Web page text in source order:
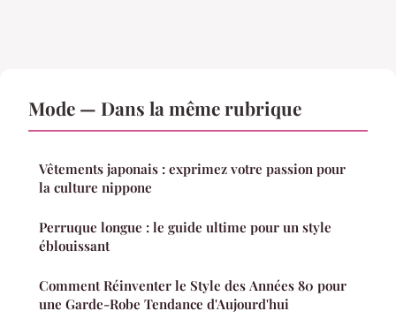
Mode — Dans la même rubrique
Vêtements japonais : exprimez votre passion pour
la culture nippone
Perruque longue : le guide ultime pour un style
éblouissant
Comment Réinventer le Style des Années 80 pour
une Garde-Robe Tendance d'Aujourd'hui